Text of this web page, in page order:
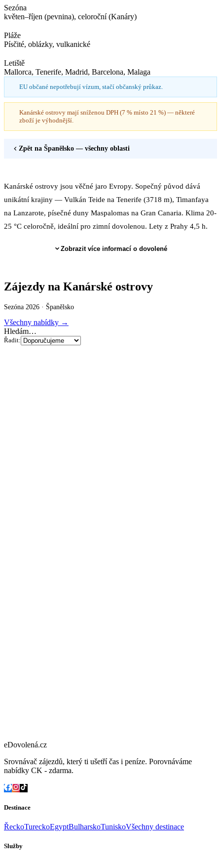
Sezóna
květen–říjen (pevnina), celoroční (Kanáry)
Pláže
Písčité, oblázky, vulkanické
Letiště
Mallorca, Tenerife, Madrid, Barcelona, Malaga
EU občané nepotřebují vízum, stačí občanský průkaz.
Kanárské ostrovy mají sníženou DPH (7 % místo 21 %) — některé
zboží je výhodnější.
Zpět na Španělsko — všechny oblasti
Kanárské ostrovy jsou věčné jaro Evropy. Sopečný původ dává
unikátní krajiny — Vulkán Teide na Tenerife (3718 m), Timanfaya
na Lanzarote, písečné duny Maspalomas na Gran Canaria. Klima 20-
25 °C celoročně, ideální pro zimní dovolenou. Lety z Prahy 4,5 h.
Zobrazit více informací o dovolené
Zájezdy na Kanárské ostrovy
Sezóna 2026 · Španělsko
Všechny nabídky →
Hledám…
Řadit:
eDovolená.cz
Srovnávač zájezdů, který ti ušetří čas i peníze. Porovnáváme
nabídky CK - zdarma.
Destinace
ŘeckoTureckoEgyptBulharskoTuniskoVšechny destinace
Služby